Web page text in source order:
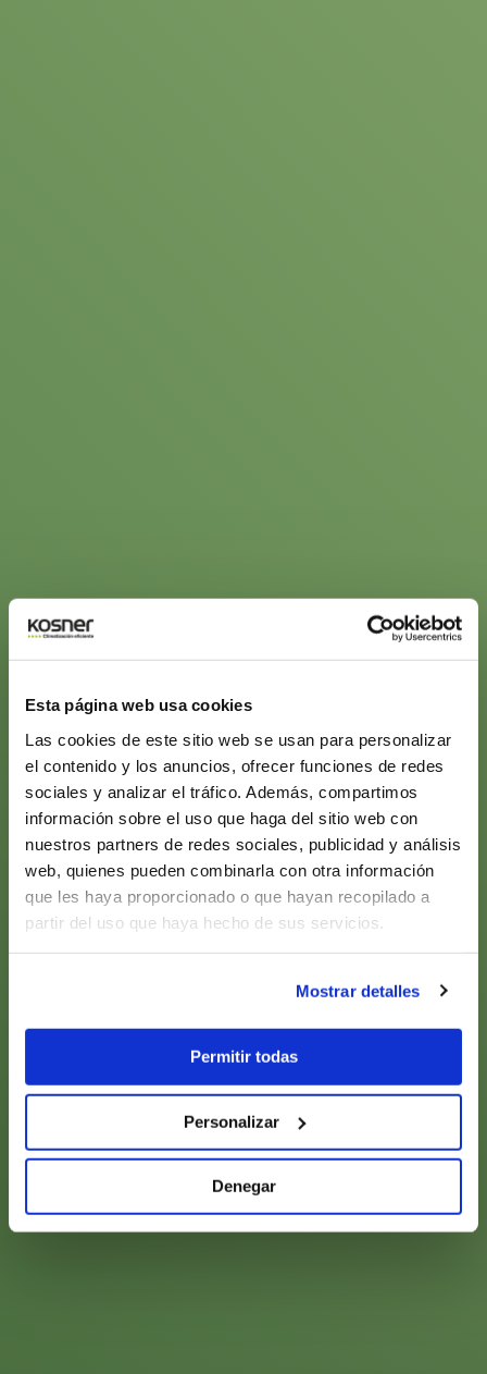
Esta página web usa cookies
Las cookies de este sitio web se usan para personalizar
el contenido y los anuncios, ofrecer funciones de redes
sociales y analizar el tráfico. Además, compartimos
información sobre el uso que haga del sitio web con
nuestros partners de redes sociales, publicidad y análisis
web, quienes pueden combinarla con otra información
que les haya proporcionado o que hayan recopilado a
partir del uso que haya hecho de sus servicios.
Mostrar detalles
Permitir todas
Personalizar
Denegar